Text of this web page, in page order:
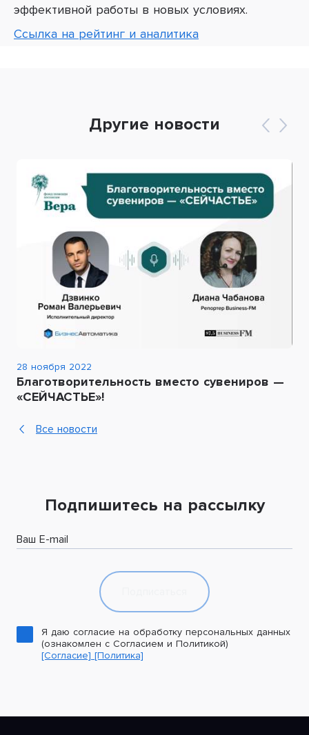
эффективной работы в новых условиях.
Cсылка на рейтинг и аналитика
Другие новости
28 ноября 2022
Благотворительность вместо сувениров —
«СЕЙЧАСТЬЕ»!
Все новости
Подпишитесь на рассылку
Ваш E-mail
Я даю согласие на обработку персональных данных
(ознакомлен с Согласием и Политикой)
[Согласие] [Политика]